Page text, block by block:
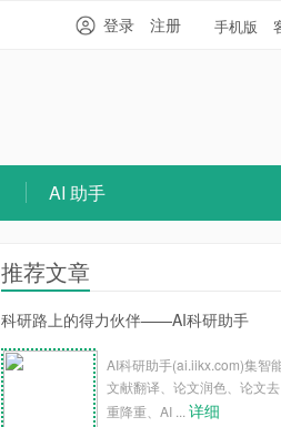
手机版
登录 注册
AI 助手
推荐文章
科研路上的得力伙伴——AI科研助手
AI科研助手(ai.iikx.com)集智
文献翻译、论文润色、论文去
重降重、AI ... 详细